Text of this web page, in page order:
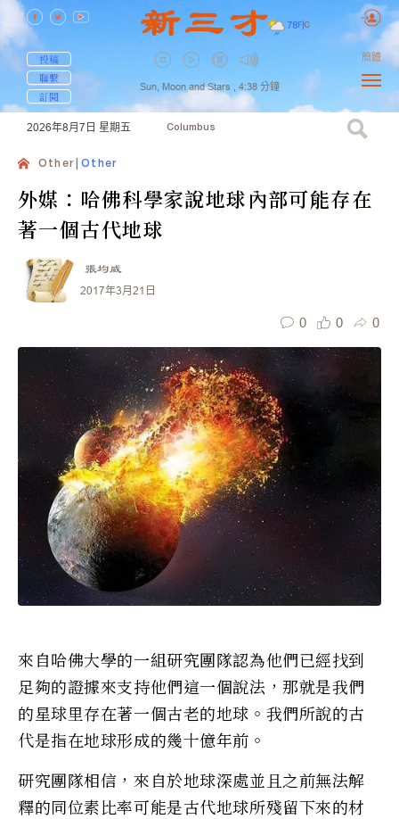
78F| C
投稿
聯繫
訂閱
Sun, Moon and Stars , 4:38 分鐘
簡體
2026年8月7日 星期五 Columbus
Other Other
外媒：哈佛科學家說地球內部可能存在
著一個古代地球
張均威
2017年3月21日
0 0 0
來自哈佛大學的一組研究團隊認為他們已經找到
足夠的證據來支持他們這一個說法，那就是我們
的星球里存在著一個古老的地球。我們所說的古
代是指在地球形成的幾十億年前。
研究團隊相信，來自於地球深處並且之前無法解
釋的同位素比率可能是古代地球所殘留下來的材